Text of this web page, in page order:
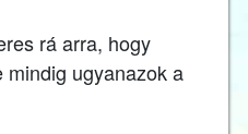
rá arra, hogy
mindig ugyanazok a